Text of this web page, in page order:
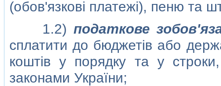
(обов'язковi платежi), пеню та
1.2) податкове
сплатити до бюджетiв або
коштiв у порядку та у
законами України;